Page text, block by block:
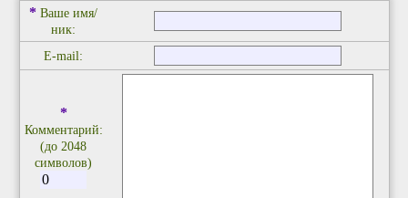
* Ваше имя/
ник:
E-mail:
*
Комментарий:
(до 2048
символов)